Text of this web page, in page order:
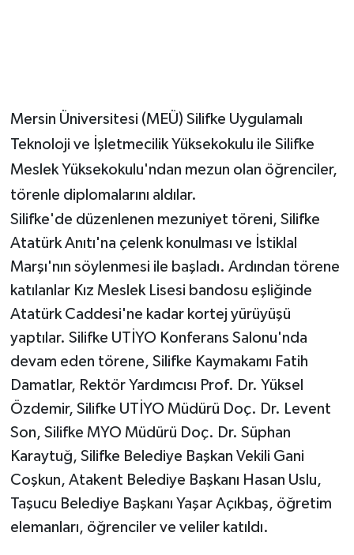
Mersin Üniversitesi (MEÜ) Silifke Uygulamalı
Teknoloji ve İşletmecilik Yüksekokulu ile Silifke
Meslek Yüksekokulu'ndan mezun olan öğrenciler,
törenle diplomalarını aldılar.
Silifke'de düzenlenen mezuniyet töreni, Silifke
Atatürk Anıtı'na çelenk konulması ve İstiklal
Marşı'nın söylenmesi ile başladı. Ardından törene
katılanlar Kız Meslek Lisesi bandosu eşliğinde
Atatürk Caddesi'ne kadar kortej yürüyüşü
yaptılar. Silifke UTİYO Konferans Salonu'nda
devam eden törene, Silifke Kaymakamı Fatih
Damatlar, Rektör Yardımcısı Prof. Dr. Yüksel
Özdemir, Silifke UTİYO Müdürü Doç. Dr. Levent
Son, Silifke MYO Müdürü Doç. Dr. Süphan
Karaytuğ, Silifke Belediye Başkan Vekili Gani
Coşkun, Atakent Belediye Başkanı Hasan Uslu,
Taşucu Belediye Başkanı Yaşar Açıkbaş, öğretim
elemanları, öğrenciler ve veliler katıldı.